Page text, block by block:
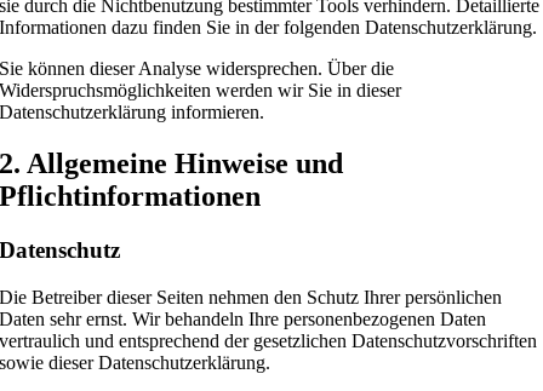
sie durch die Nichtbenutzung bestimmter Tools verhindern. Detaillierte
Informationen dazu finden Sie in der folgenden Datenschutzerklärung.
Sie können dieser Analyse widersprechen. Über die
Widerspruchsmöglichkeiten werden wir Sie in dieser
Datenschutzerklärung informieren.
2. Allgemeine Hinweise und
Pflichtinformationen
Datenschutz
Die Betreiber dieser Seiten nehmen den Schutz Ihrer persönlichen
Daten sehr ernst. Wir behandeln Ihre personenbezogenen Daten
vertraulich und entsprechend der gesetzlichen Datenschutzvorschriften
sowie dieser Datenschutzerklärung.